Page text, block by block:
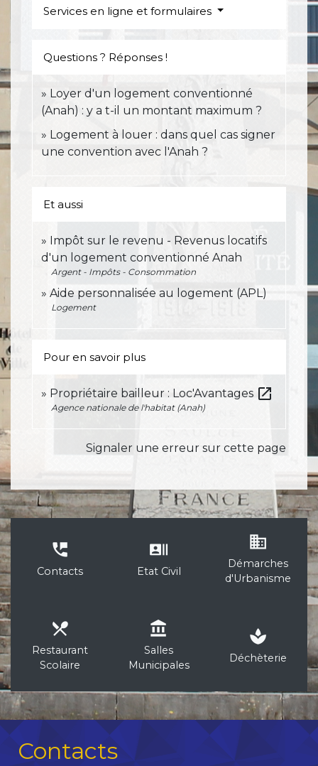
Services en ligne et formulaires
Questions ? Réponses !
Loyer d'un logement conventionné
(Anah) : y a t-il un montant maximum ?
Logement à louer : dans quel cas signer
une convention avec l'Anah ?
Et aussi
Impôt sur le revenu - Revenus locatifs
d'un logement conventionné Anah
Argent - Impôts - Consommation
Aide personnalisée au logement (APL)
Logement
Pour en savoir plus
Propriétaire bailleur : Loc'Avantages open_in_new
Agence nationale de l'habitat (Anah)
Signaler une erreur sur cette page
perm_phone_msg
Contacts
recent_actors
Etat Civil
business
Démarches
d'Urbanisme
local_dining
Restaurant
Scolaire
account_balance
Salles
Municipales
spa
Déchèterie
Contacts